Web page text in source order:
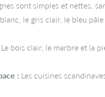
sont simples et nettes,
le gris clair, le bleu
Le bois clair, le marbre et la
: Les cuisines